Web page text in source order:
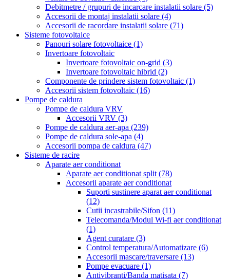
Debitmetre / grupuri de incarcare instalatii solare (5)
Accesorii de montaj instalatii solare (4)
Accesorii de racordare instalatii solare (71)
Sisteme fotovoltaice
Panouri solare fotovoltaice (1)
Invertoare fotovoltaic
Invertoare fotovoltaic on-grid (3)
Invertoare fotovoltaic hibrid (2)
Componente de prindere sistem fotovoltaic (1)
Accesorii sistem fotovoltaic (16)
Pompe de caldura
Pompe de caldura VRV
Accesorii VRV (3)
Pompe de caldura aer-apa (239)
Pompe de caldura sole-apa (4)
Accesorii pompa de caldura (47)
Sisteme de racire
Aparate aer conditionat
Aparate aer conditionat split (78)
Accesorii aparate aer conditionat
Suporti sustinere aparat aer conditionat
(12)
Cutii incastrabile/Sifon (11)
Telecomanda/Modul Wi-fi aer conditionat
(1)
Agent curatare (3)
Control temperatura/Automatizare (6)
Accesorii mascare/traversare (13)
Pompe evacuare (1)
Antivibranti/Banda matisata (7)